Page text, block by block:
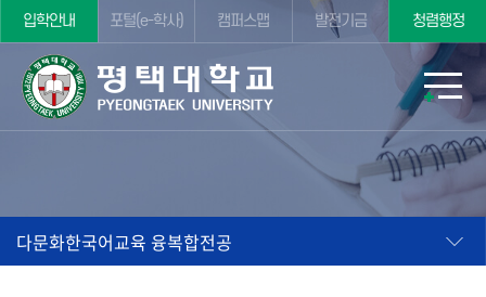
입학안내 포털(e-학사) 캠퍼스맵 발전기금 청렴행정
다문화한국어교육 융복합전공